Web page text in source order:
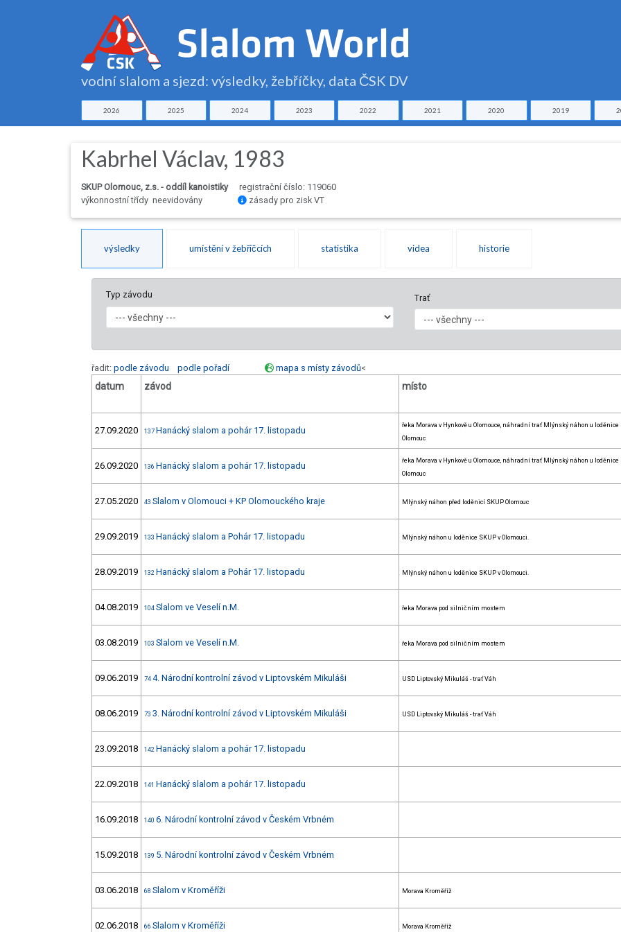
vodní slalom a sjezd: výsledky, žebříčky, data ČSK DV
2026 2025 2024 2023 2022 2021 2020 2019
Kabrhel Václav, 1983
SKUP Olomouc, z.s. - oddíl kanoistiky
registrační číslo: 119060
výkonnostní třídy neevidovány
zásady pro zisk VT
výsledky umístění v žebříčcích statistika videa historie
Typ závodu Trať
řadit: podle závodu podle pořadí mapa s místy závodů<
datum závod místo
27.09.2020 137 Hanácký slalom a pohár 17. listopadu
řeka Morava v Hynkově u Olomouce, náhradní trať Mlýnský náhon u loděnice
Olomouc
26.09.2020 136 Hanácký slalom a pohár 17. listopadu
řeka Morava v Hynkově u Olomouce, náhradní trať Mlýnský náhon u loděnice
Olomouc
27.05.2020 43 Slalom v Olomouci + KP Olomouckého kraje Mlýnský náhon před loděnicí SKUP Olomouc
29.09.2019 133 Hanácký slalom a Pohár 17. listopadu Mlýnský náhon u loděnice SKUP v Olomouci.
28.09.2019 132 Hanácký slalom a Pohár 17. listopadu Mlýnský náhon u loděnice SKUP v Olomouci.
04.08.2019 104 Slalom ve Veselí n.M. řeka Morava pod silničním mostem
03.08.2019 103 Slalom ve Veselí n.M. řeka Morava pod silničním mostem
09.06.2019 74 4. Národní kontrolní závod v Liptovském Mikuláši USD Liptovský Mikuláš - trať Váh
08.06.2019 73 3. Národní kontrolní závod v Liptovském Mikuláši USD Liptovský Mikuláš - trať Váh
23.09.2018 142 Hanácký slalom a pohár 17. listopadu
22.09.2018 141 Hanácký slalom a pohár 17. listopadu
16.09.2018 140 6. Národní kontrolní závod v Českém Vrbném
15.09.2018 139 5. Národní kontrolní závod v Českém Vrbném
03.06.2018 68 Slalom v Kroměříži Morava Kroměříž
02.06.2018 66 Slalom v Kroměříži Morava Kroměříž